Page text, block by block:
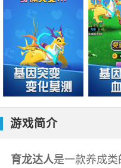
游戏简介
育龙达人是一款养成